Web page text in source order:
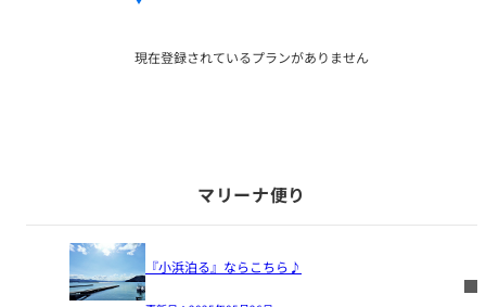
現在登録されているプランがありません
マリーナ便り
『小浜泊る』ならこちら♪